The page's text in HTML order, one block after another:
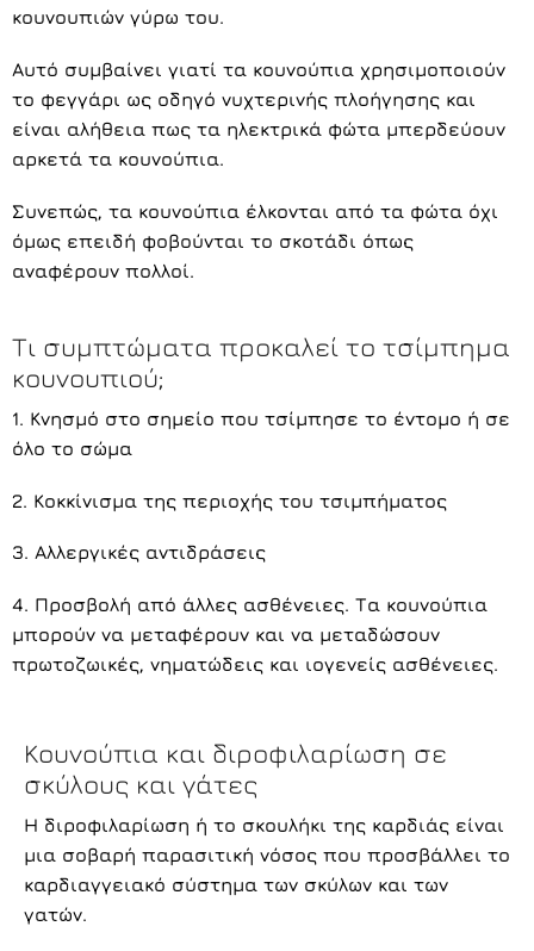
κουνουπιών γύρω του.
Αυτό συμβαίνει γιατί τα κουνούπια χρησιμοποιούν
το φεγγάρι ως οδηγό νυχτερινής πλοήγησης και
είναι αλήθεια πως τα ηλεκτρικά φώτα μπερδεύουν
αρκετά τα κουνούπια.
Συνεπώς, τα κουνούπια έλκονται από τα φώτα όχι
όμως επειδή φοβούνται το σκοτάδι όπως
αναφέρουν πολλοί.
Τι συμπτώματα προκαλεί το τσίμπημα
κουνουπιού;
1. Κνησμό στο σημείο που τσίμπησε το έντομο ή σε
όλο το σώμα
2. Κοκκίνισμα της περιοχής του τσιμπήματος
3. Αλλεργικές αντιδράσεις
4. Προσβολή από άλλες ασθένειες. Τα κουνούπια
μπορούν να μεταφέρουν και να μεταδώσουν
πρωτοζωικές, νηματώδεις και ιογενείς ασθένειες.
Κουνούπια και διροφιλαρίωση σε
σκύλους και γάτες
Η διροφιλαρίωση ή το σκουλήκι της καρδιάς είναι
μια σοβαρή παρασιτική νόσος που προσβάλλει το
καρδιαγγειακό σύστημα των σκύλων και των
γατών.